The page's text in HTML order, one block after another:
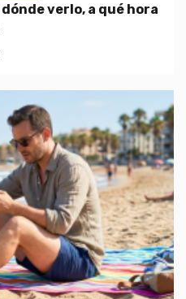
dónde verlo, a qué hora